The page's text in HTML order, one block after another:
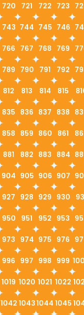
720 721 722 723
743 744 745 746
766 767 768 769
789 790 791 792
812 813 814 815
835 836 837 838
858 859 860 861
881 882 883 884
904 905 906 907
927 928 929 930
950 951 952 953
973 974 975 976
996 997 998 999
1019 1020 1021 1022
1042 10431044 1045